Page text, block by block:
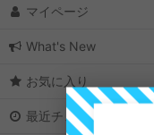
マイページ
What's New
お気に入り
最近チェックしたアイ